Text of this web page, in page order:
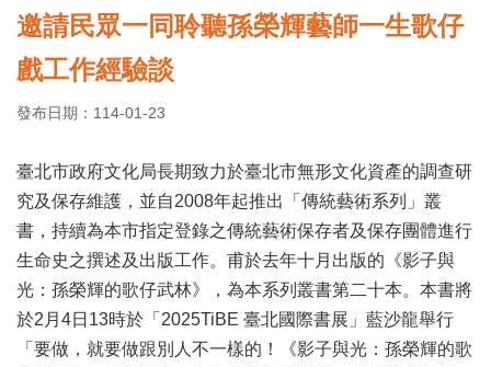
識
文
化
局
業
項
目
臺
北
藝
文
空
間
邀請民眾一同聆聽孫榮輝藝師一生歌仔
戲工作經驗談
發布日期：114-01-23
臺北市政府文化局長期致力於臺北市無形文化資產的調查研
究及保存維護，並自2008年起推出「傳統藝術系列」叢
書，持續為本市指定登錄之傳統藝術保存者及保存團體進行
生命史之撰述及出版工作。甫於去年十月出版的《影子與
光：孫榮輝的歌仔武林》，為本系列叢書第二十本。本書將
於2月4日13時於「2025TiBE 臺北國際書展」藍沙龍舉行
「要做，就要做跟別人不一樣的！《影子與光：孫榮輝的歌